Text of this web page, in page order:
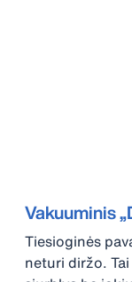
Vakuuminis
Tiesioginės
neturi diržo.